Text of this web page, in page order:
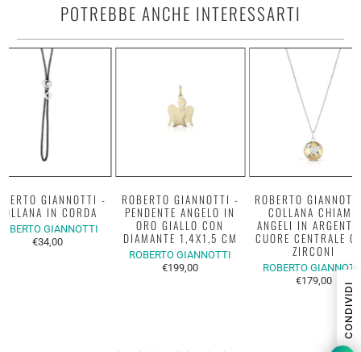
POTREBBE ANCHE INTERESSARTI
GIANNOTTI -
IN CORDA
GIANNOTTI
€34,00
ROBERTO GIANNOTTI -
PENDENTE ANGELO IN
ORO GIALLO CON
DIAMANTE 1,4X1,5 CM
ROBERTO GIANNOTTI
€199,00
ROBERTO
COLLANA CHIAMA
ANGELI IN
CUORE CENTRALE
ZIRCONI
ROBERTO
€179,00
CONDIVIDI